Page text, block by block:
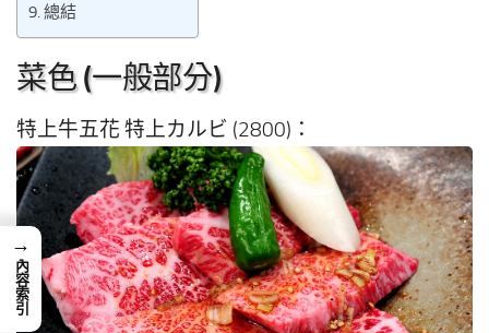
總結
菜色 (一般部分)
特上牛五花 特上カルビ (2800)：
→
內容索引